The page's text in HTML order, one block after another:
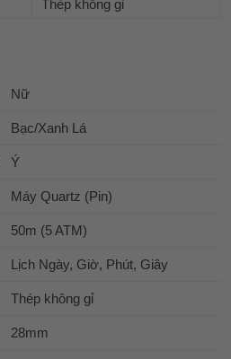
Thép không gỉ
Nữ
Bạc/Xanh Lá
Ý
Máy Quartz (Pin)
50m (5 ATM)
Lịch Ngày, Giờ, Phút, Giây
Thép không gỉ
28mm